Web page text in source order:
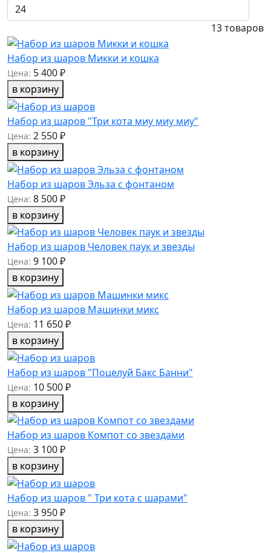
13товаров
Набор из шаров Микки и кошка
Цена: 5 400 ₽
в корзину
Набор из шаров "Три кота миу миу миу"
Цена: 2 550 ₽
в корзину
Набор из шаров Эльза с фонтаном
Цена: 8 500 ₽
в корзину
Набор из шаров Человек паук и звезды
Цена: 9 100 ₽
в корзину
Набор из шаров Машинки микс
Цена: 11 650 ₽
в корзину
Набор из шаров "Поцелуй Бакс Банни"
Цена: 10 500 ₽
в корзину
Набор из шаров Компот со звездами
Цена: 3 100 ₽
в корзину
Набор из шаров " Три кота с шарами"
Цена: 3 950 ₽
в корзину